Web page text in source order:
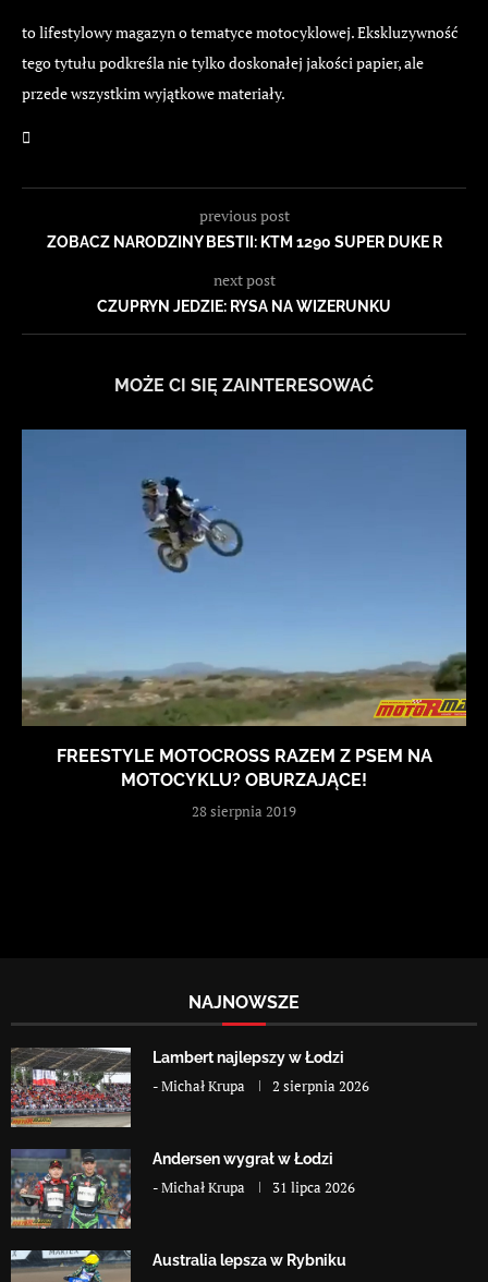
to lifestylowy magazyn o tematyce motocyklowej. Ekskluzywność
tego tytułu podkreśla nie tylko doskonałej jakości papier, ale
przede wszystkim wyjątkowe materiały.
previous post
ZOBACZ NARODZINY BESTII: KTM 1290 SUPER DUKE R
next post
CZUPRYN JEDZIE: RYSA NA WIZERUNKU
MOŻE CI SIĘ ZAINTERESOWAĆ
FREESTYLE MOTOCROSS RAZEM Z PSEM NA
MOTOCYKLU? OBURZAJĄCE!
28 sierpnia 2019
NAJNOWSZE
Lambert najlepszy w Łodzi
-Michał Krupa 2 sierpnia 2026
Andersen wygrał w Łodzi
-Michał Krupa 31 lipca 2026
Australia lepsza w Rybniku